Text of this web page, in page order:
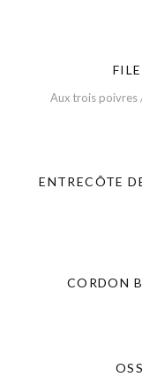
Aux trois poivres
ENTRECÔTE
CORDON